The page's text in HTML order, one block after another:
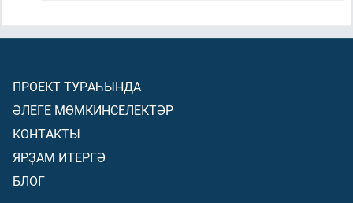
ПРОЕКТ ТУРАҺЫНДА
ӘЛЕГЕ МӨМКИНСЕЛЕКТӘР
КОНТАКТЫ
ЯРҘАМ ИТЕРГӘ
БЛОГ